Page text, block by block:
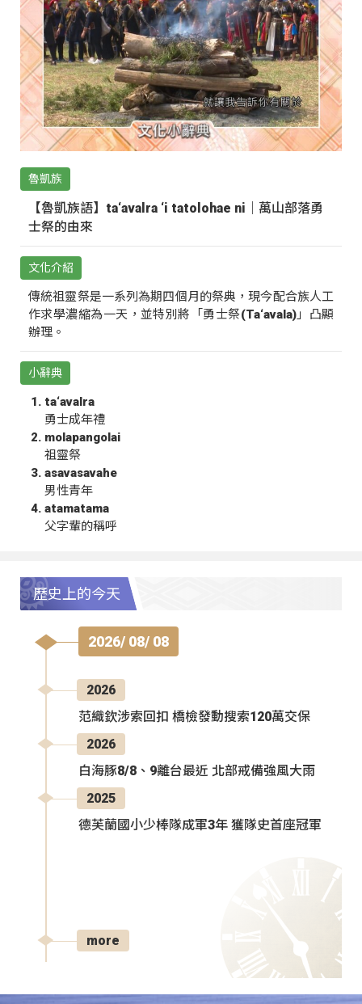
魯凱族
【魯凱族語】ta‘avalra ‘i tatolohae ni｜萬山部落勇
士祭的由來
文化介紹
傳統祖靈祭是一系列為期四個月的祭典，現今配合族人工
作求學濃縮為一天，並特別將「勇士祭(Ta‘avala)」凸顯
辦理。
小辭典
ta‘avalra
勇士成年禮
molapangolai
祖靈祭
asavasavahe
男性青年
atamatama
父字輩的稱呼
歷史上的今天
2026/ 08/ 08
2026
范織欽涉索回扣 橋檢發動搜索120萬交保
2026
白海豚8/8、9離台最近 北部戒備強風大雨
2025
德芙蘭國小少棒隊成軍3年 獲隊史首座冠軍
more